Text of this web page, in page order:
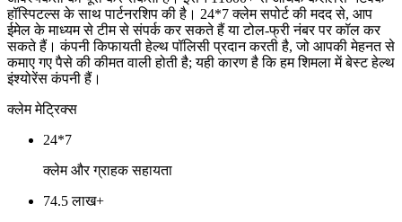
हॉस्पिटल्स के साथ पार्टनरशिप की है। 24*7 क्लेम सपोर्ट की मदद से, आप
ईमेल के माध्यम से टीम से संपर्क कर सकते हैं या टोल-फ्री नंबर पर कॉल कर
सकते हैं। कंपनी किफायती हेल्थ पॉलिसी प्रदान करती है, जो आपकी मेहनत से
कमाए गए पैसे की कीमत वाली होती है; यही कारण है कि हम शिमला में बेस्ट हेल्थ
इंश्योरेंस कंपनी हैं।
क्लेम मेट्रिक्स
24*7
क्लेम और ग्राहक सहायता
74.5 लाख+